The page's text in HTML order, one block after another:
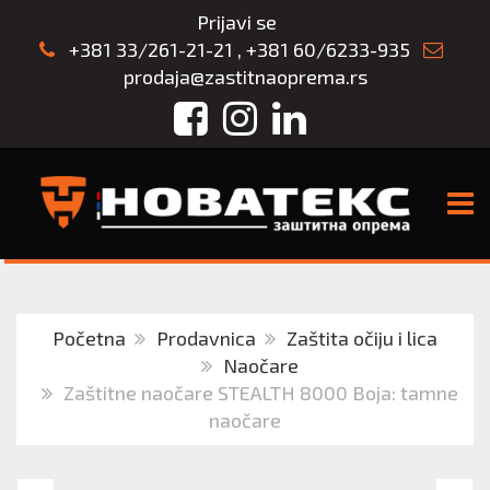
Prijavi se
+381 33/261-21-21 , +381 60/6233-935
prodaja@zastitnaoprema.rs
FacebookInstagram
LinkedIn
Početna Prodavnica
Zaštita očiju i lica
Naočare
Zaštitne naočare STEALTH 8000 Boja: tamne
naočare